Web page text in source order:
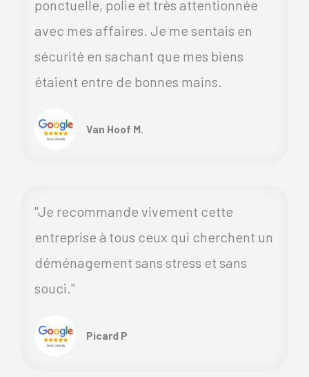
ponctuelle, polie et très attentionnée
avec mes affaires. Je me sentais en
sécurité en sachant que mes biens
étaient entre de bonnes mains.
Van Hoof M.
"Je recommande vivement cette
entreprise à tous ceux qui cherchent un
déménagement sans stress et sans
souci."
Picard P